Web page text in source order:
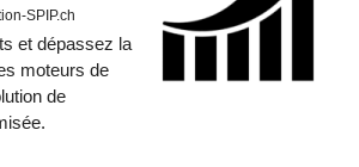
SPIP.ch
et dépassez la
moteurs de
de